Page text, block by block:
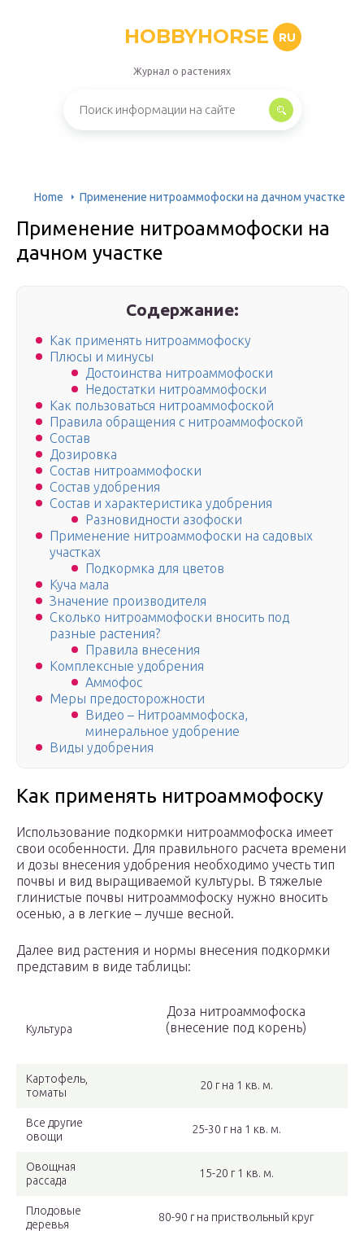
HOBBYHORSE RU
Журнал о растениях
Home Применение нитроаммофоски на дачном участке
Применение нитроаммофоски на
дачном участке
Содержание:
Как применять нитроаммофоску
Плюсы и минусы
Достоинства нитроаммофоски
Недостатки нитроаммофоски
Как пользоваться нитроаммофоской
Правила обращения с нитроаммофоской
Состав
Дозировка
Состав нитроаммофоски
Состав удобрения
Состав и характеристика удобрения
Разновидности азофоски
Применение нитроаммофоски на садовых
участках
Подкормка для цветов
Куча мала
Значение производителя
Сколько нитроаммофоски вносить под
разные растения?
Правила внесения
Комплексные удобрения
Аммофос
Меры предосторожности
Видео – Нитроаммофоска,
минеральное удобрение
Виды удобрения
Как применять нитроаммофоску
Использование подкормки нитроаммофоска имеет
свои особенности. Для правильного расчета времени
и дозы внесения удобрения необходимо учесть тип
почвы и вид выращиваемой культуры. В тяжелые
глинистые почвы нитроаммофоску нужно вносить
осенью, а в легкие – лучше весной.
Далее вид растения и нормы внесения подкормки
представим в виде таблицы:
Культура
Доза нитроаммофоска
(внесение под корень)
Картофель,
томаты
20 г на 1 кв. м.
Все другие
овощи
25-30 г на 1 кв. м.
Овощная
рассада
15-20 г 1 кв. м.
Плодовые
деревья
80-90 г на приствольный круг